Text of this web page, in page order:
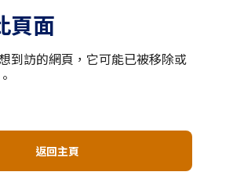
頁面
到訪的網頁，它可能已被移除或
返回主頁